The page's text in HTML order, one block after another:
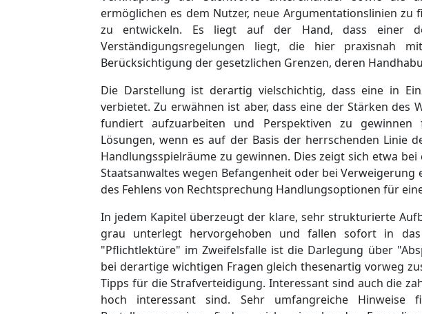
ermöglichen es dem Nutzer, neue Argumentationslinien
zu entwickeln. Es liegt auf der Hand, dass einer
Verständigungsregelungen liegt, die hier praxisnah
Berücksichtigung der gesetzlichen Grenzen, deren
Die Darstellung ist derartig vielschichtig, dass eine in
verbietet. Zu erwähnen ist aber, dass eine der Stärken
fundiert aufzuarbeiten und Perspektiven zu
Lösungen, wenn es auf der Basis der herrschenden Linie
Handlungsspielräume zu gewinnen. Dies zeigt sich etwa
Staatsanwaltes wegen Befangenheit oder bei
des Fehlens von Rechtsprechung Handlungsoptionen für
In jedem Kapitel überzeugt der klare, sehr strukturierte
grau unterlegt hervorgehoben und fallen sofort in das
"Pflichtlektüre" im Zweifelsfalle ist die Darlegung über
bei derartige wichtigen Fragen gleich thesenartig vorweg
Tipps für die Strafverteidigung. Interessant sind auch die
hoch interessant sind. Sehr umfangreiche